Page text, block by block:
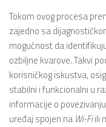
Tokom ovog procesa
zajedno sa
mogućnost da
ozbiljne kvarove. Takvi
korisničkog iskustva,
stabilni i funkcionalni u
informacije o
uređaj spojen na Wi-Fiili